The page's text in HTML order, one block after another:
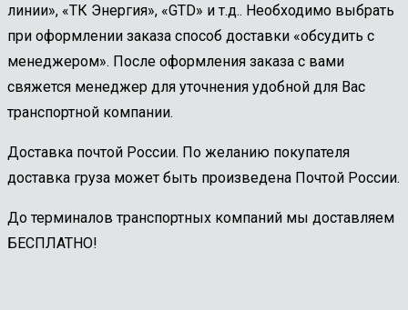
линии», «ТК Энергия», «GTD» и т.д.. Необходимо выбрать
при оформлении заказа способ доставки «обсудить с
менеджером». После оформления заказа с вами
свяжется менеджер для уточнения удобной для Вас
транспортной компании.
Доставка почтой России. По желанию покупателя
доставка груза может быть произведена Почтой России.
До терминалов транспортных компаний мы доставляем
БЕСПЛАТНО!